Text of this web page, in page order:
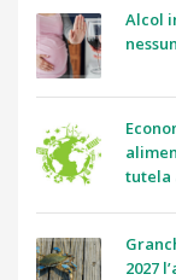
Alcol
tutela
2027